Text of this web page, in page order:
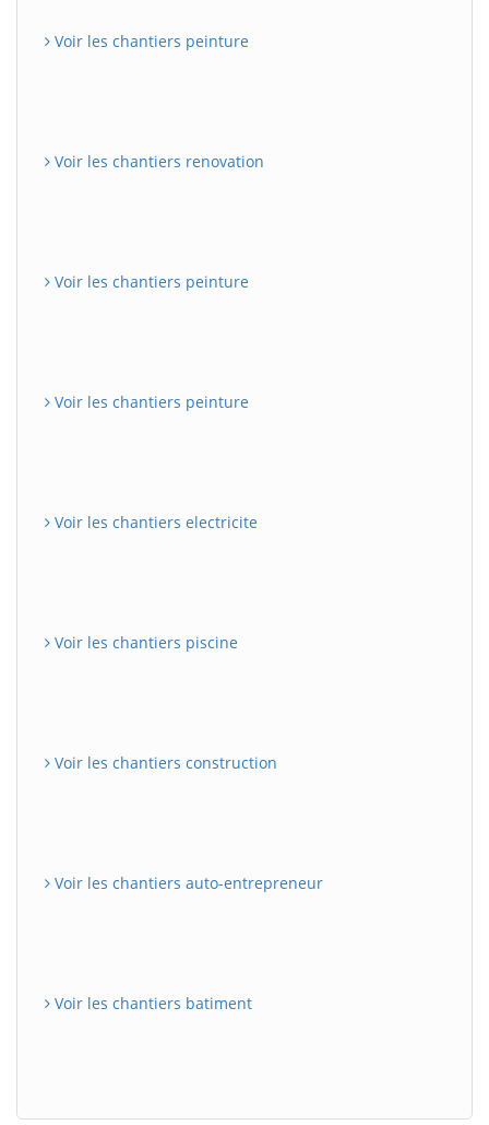
Voir les chantiers peinture
Voir les chantiers renovation
Voir les chantiers peinture
Voir les chantiers peinture
Voir les chantiers electricite
Voir les chantiers piscine
Voir les chantiers construction
Voir les chantiers auto-entrepreneur
Voir les chantiers batiment